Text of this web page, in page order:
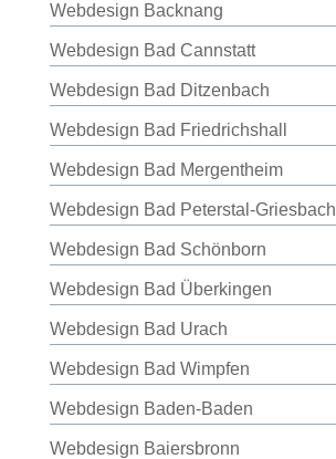
Webdesign Backnang
Webdesign Bad Cannstatt
Webdesign Bad Ditzenbach
Webdesign Bad Friedrichshall
Webdesign Bad Mergentheim
Webdesign Bad Peterstal-Griesbach
Webdesign Bad Schönborn
Webdesign Bad Überkingen
Webdesign Bad Urach
Webdesign Bad Wimpfen
Webdesign Baden-Baden
Webdesign Baiersbronn